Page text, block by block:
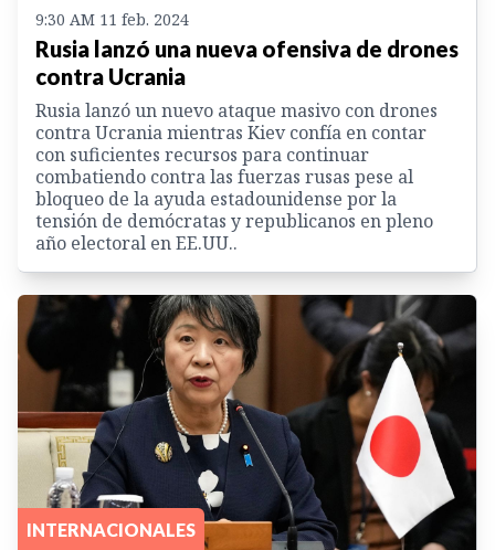
9:30 AM 11 feb. 2024
Rusia lanzó una nueva ofensiva de drones
contra Ucrania
Rusia lanzó un nuevo ataque masivo con drones
contra Ucrania mientras Kiev confía en contar
con suficientes recursos para continuar
combatiendo contra las fuerzas rusas pese al
bloqueo de la ayuda estadounidense por la
tensión de demócratas y republicanos en pleno
año electoral en EE.UU..
INTERNACIONALES